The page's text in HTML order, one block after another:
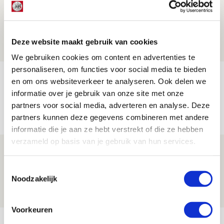
Deze website maakt gebruik van cookies
We gebruiken cookies om content en advertenties te
personaliseren, om functies voor social media te bieden
en om ons websiteverkeer te analyseren. Ook delen we
informatie over je gebruik van onze site met onze
partners voor social media, adverteren en analyse. Deze
partners kunnen deze gegevens combineren met andere
informatie die je aan ze hebt verstrekt of die ze hebben
verzameld op basis van je gebruik van hun services.
Noodzakelijk
Voorkeuren
Drie dingen die je moet weten over PEC
Zwolle - Ajax
Míchels elf: met welke formatie begin
jij aan nieuw eredivisieseizoen?
08 AUGUSTUS 2026 - 11:34
NIEUWS
08 AUGUSTUS 2026 - 10:04